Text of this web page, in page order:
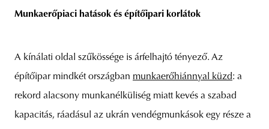
Munkaerőpiaci hatások és építőipari korlátok
A kínálati oldal szűkössége is árfelhajtó tényező. Az
építőipar mindkét országban munkaerőhiánnyal küzd: a
rekord alacsony munkanélküliség miatt kevés a szabad
kapacitás, ráadásul az ukrán vendégmunkások egy része a